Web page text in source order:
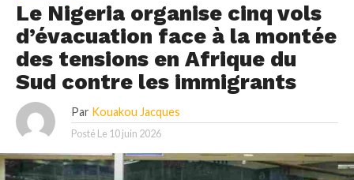
Le Nigeria organise cinq vols
d’évacuation face à la montée
des tensions en Afrique du
Sud contre les immigrants
Par Kouakou Jacques
Posté Le 10 juin 2026